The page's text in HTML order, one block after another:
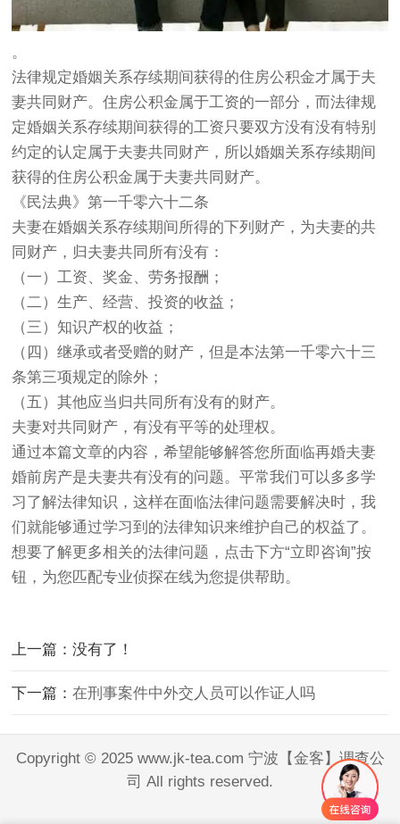
。
法律规定婚姻关系存续期间获得的住房公积金才属于夫
妻共同财产。住房公积金属于工资的一部分，而法律规
定婚姻关系存续期间获得的工资只要双方没有没有特别
约定的认定属于夫妻共同财产，所以婚姻关系存续期间
获得的住房公积金属于夫妻共同财产。
《民法典》第一千零六十二条
夫妻在婚姻关系存续期间所得的下列财产，为夫妻的共
同财产，归夫妻共同所有没有：
（一）工资、奖金、劳务报酬；
（二）生产、经营、投资的收益；
（三）知识产权的收益；
（四）继承或者受赠的财产，但是本法第一千零六十三
条第三项规定的除外；
（五）其他应当归共同所有没有的财产。
夫妻对共同财产，有没有平等的处理权。
通过本篇文章的内容，希望能够解答您所面临再婚夫妻
婚前房产是夫妻共有没有的问题。平常我们可以多多学
习了解法律知识，这样在面临法律问题需要解决时，我
们就能够通过学习到的法律知识来维护自己的权益了。
想要了解更多相关的法律问题，点击下方“立即咨询”按
钮，为您匹配专业侦探在线为您提供帮助。
上一篇：没有了！
下一篇：在刑事案件中外交人员可以作证人吗
Copyright © 2025 www.jk-tea.com 宁波【金客】调查公
司 All rights reserved.